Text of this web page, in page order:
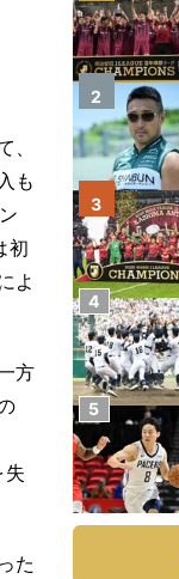
も
初
よ
方
た
2
3
4
5